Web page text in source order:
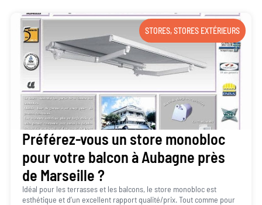
STORES,STORES EXTÉRIEURS
Préférez-vous un store monobloc
pour votre balcon à Aubagne près
de Marseille ?
Idéal pour les terrasses et les balcons, le store monobloc est
esthétique et d’un excellent rapport qualité/prix. Tout comme pour